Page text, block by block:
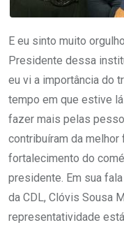
E eu sinto muito
Presidente dessa
eu vi a importância do
tempo em que estive
fazer mais pelas
contribuíram da
fortalecimento do
presidente. Em sua
da CDL, Clóvis Sousa
representatividade